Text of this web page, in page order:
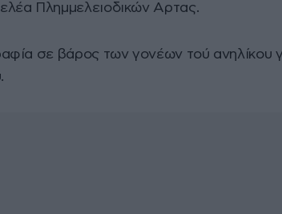
Πλημμελειοδικών Αρτας.
σε βάρος των γονέων τού ανηλίκου